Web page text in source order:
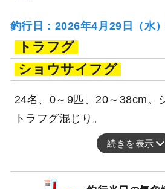
釣行日：2026年4月29日（水
トラフグ
ショウサイフグ
24名、0～9匹、20～38cm。
トラフグ混じり。
続きを表示